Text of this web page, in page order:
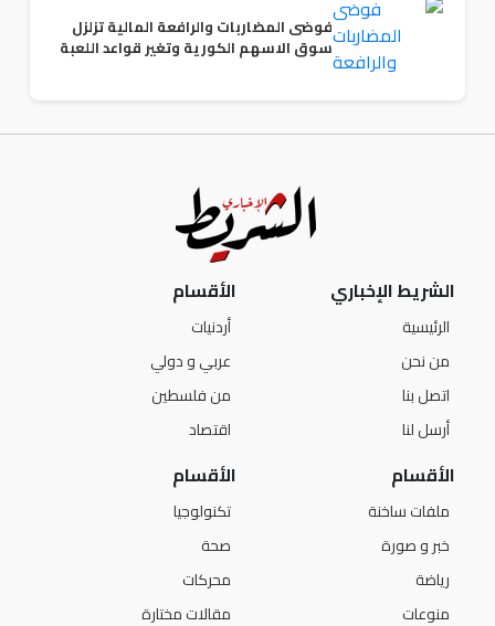
فوضى المضاربات والرافعة المالية تزلزل
سوق الاسهم الكورية وتغير قواعد اللعبة
الشريط الإخباري
الرئيسية
من نحن
اتصل بنا
أرسل لنا
الأقسام
أردنيات
عربي و دولي
من فلسطين
اقتصاد
الأقسام
ملفات ساخنة
خبر و صورة
رياضة
منوعات
الأقسام
تكنولوجيا
صحة
محركات
مقالات مختارة